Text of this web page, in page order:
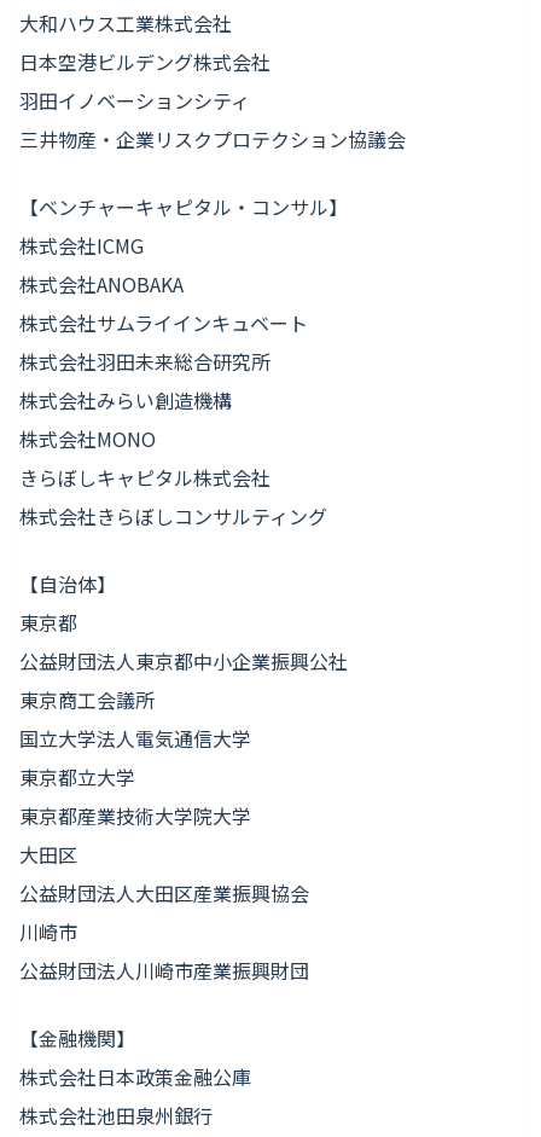
大和ハウス工業株式会社
日本空港ビルデング株式会社
羽田イノベーションシティ
三井物産・企業リスクプロテクション協議会
【ベンチャーキャピタル・コンサル】
株式会社ICMG
株式会社ANOBAKA
株式会社サムライインキュベート
株式会社羽田未来総合研究所
株式会社みらい創造機構
株式会社MONO
きらぼしキャピタル株式会社
株式会社きらぼしコンサルティング
【自治体】
東京都
公益財団法人東京都中小企業振興公社
東京商工会議所
国立大学法人電気通信大学
東京都立大学
東京都産業技術大学院大学
大田区
公益財団法人大田区産業振興協会
川崎市
公益財団法人川崎市産業振興財団
【金融機関】
株式会社日本政策金融公庫
株式会社池田泉州銀行